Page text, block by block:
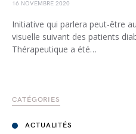
16 NOVEMBRE 2020
Initiative qui parlera peut-être
visuelle suivant des patients
Thérapeutique a été…
CATÉGORIES
ACTUALITÉS